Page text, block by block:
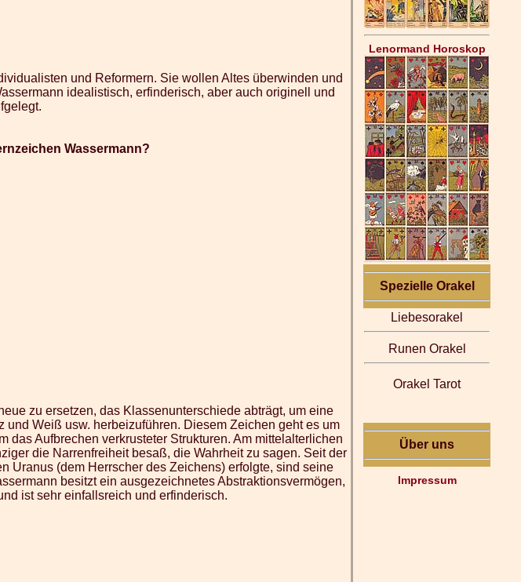
und Reformern. Sie wollen Altes überwinden und
idealistisch, erfinderisch, aber auch originell und
Wassermann?
zu ersetzen, das Klassenunterschiede abträgt, um eine
Weiß usw. herbeizuführen. Diesem Zeichen geht es um
Aufbrechen verkrusteter Strukturen. Am mittelalterlichen
die Narrenfreiheit besaß, die Wahrheit zu sagen. Seit der
Uranus (dem Herrscher des Zeichens) erfolgte, sind seine
besitzt ein ausgezeichnetes Abstraktionsvermögen,
ist sehr einfallsreich und erfinderisch.
Lenormand Horoskop
Spezielle Orakel
Liebesorakel
Runen Orakel
Orakel Tarot
Über uns
Impressum